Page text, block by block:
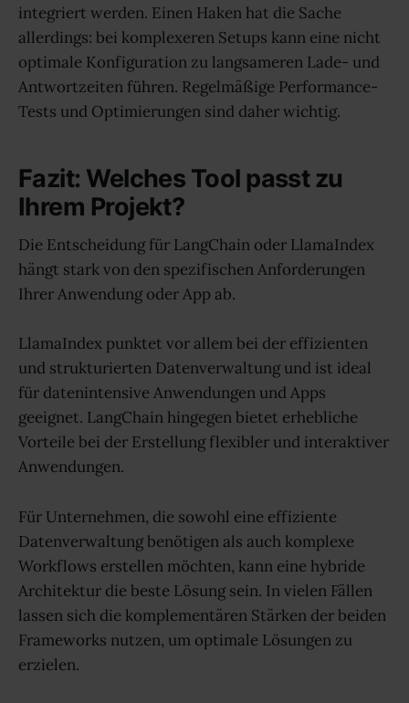
integriert werden. Einen Haken hat die Sache
allerdings: bei komplexeren Setups kann eine nicht
optimale Konfiguration zu langsameren Lade- und
Antwortzeiten führen. Regelmäßige Performance-
Tests und Optimierungen sind daher wichtig.
Fazit: Welches Tool passt zu
Ihrem Projekt?
Die Entscheidung für LangChain oder LlamaIndex
hängt stark von den spezifischen Anforderungen
Ihrer Anwendung oder App ab.
LlamaIndex punktet vor allem bei der effizienten
und strukturierten Datenverwaltung und ist ideal
für datenintensive Anwendungen und Apps
geeignet. LangChain hingegen bietet erhebliche
Vorteile bei der Erstellung flexibler und interaktiver
Anwendungen.
Für Unternehmen, die sowohl eine effiziente
Datenverwaltung benötigen als auch komplexe
Workflows erstellen möchten, kann eine hybride
Architektur die beste Lösung sein. In vielen Fällen
lassen sich die komplementären Stärken der beiden
Frameworks nutzen, um optimale Lösungen zu
erzielen.